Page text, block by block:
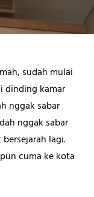
sudah mulai
dinding kamar
nggak sabar
nggak sabar
lagi.
cuma ke kota